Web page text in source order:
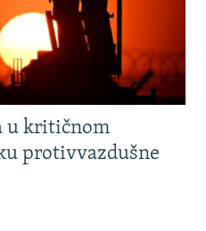
u kritičnom
protivvazdušne